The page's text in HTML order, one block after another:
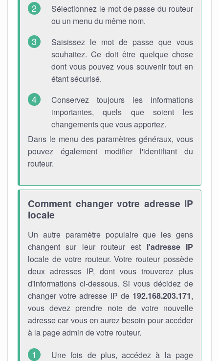
Sélectionnez le mot de passe du routeur
ou un menu du même nom.
Saisissez le mot de passe que vous
souhaitez. Ce doit être quelque chose
dont vous pouvez vous souvenir tout en
étant sécurisé.
Conservez toujours les informations
importantes, quels que soient les
changements que vous apportez.
Dans le menu des paramètres généraux, vous
pouvez également modifier l'identifiant du
routeur.
Comment changer votre adresse IP
locale
Un autre paramètre populaire que les gens
changent sur leur routeur est l'adresse IP
locale de votre routeur. Votre routeur possède
deux adresses IP, dont vous trouverez plus
d'informations ci-dessous. Si vous décidez de
changer votre adresse IP de 192.168.203.171,
vous devez prendre note de votre nouvelle
adresse car vous en aurez besoin pour accéder
à la page admin de votre routeur.
Une fois de plus, accédez à la page